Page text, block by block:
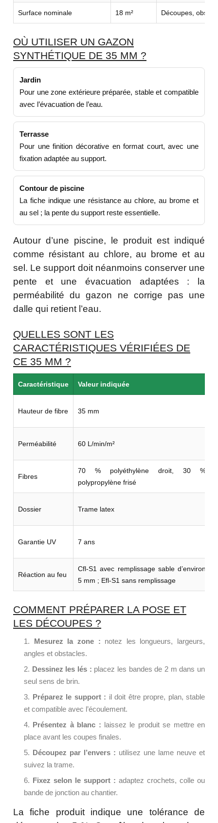
Surface nominale 18 m² Découpes,
OÙ UTILISER UN GAZON
SYNTHÉTIQUE DE 35 MM ?
Jardin
Pour une zone extérieure préparée, stable et compatible
avec l’évacuation de l’eau.
Terrasse
Pour une finition décorative en format court, avec une
fixation adaptée au support.
Contour de piscine
La fiche indique une résistance au chlore, au brome et
au sel ; la pente du support reste essentielle.
Autour d’une piscine, le produit est indiqué
comme résistant au chlore, au brome et au
sel. Le support doit néanmoins conserver une
pente et une évacuation adaptées : la
perméabilité du gazon ne corrige pas une
dalle qui retient l’eau.
QUELLES SONT LES
CARACTÉRISTIQUES VÉRIFIÉES DE
CE 35 MM ?
Caractéristique Valeur indiquée
Hauteur de fibre 35 mm
Perméabilité 60 L/min/m²
Fibres
70 % polyéthylène droit, 30 %
polypropylène frisé
Dossier Trame latex
Garantie UV 7 ans
Réaction au feu
Cfl-S1 avec remplissage sable d’environ
5 mm ; Efl-S1 sans remplissage
COMMENT PRÉPARER LA POSE ET
LES DÉCOUPES ?
Mesurez la zone : notez les longueurs, largeurs,
angles et obstacles.
Dessinez les lés : placez les bandes de 2 m dans un
seul sens de brin.
Préparez le support : il doit être propre, plan, stable
et compatible avec l’écoulement.
Présentez à blanc : laissez le produit se mettre en
place avant les coupes finales.
Découpez par l’envers : utilisez une lame neuve et
suivez la trame.
Fixez selon le support : adaptez crochets, colle ou
bande de jonction au chantier.
La fiche produit indique une tolérance de